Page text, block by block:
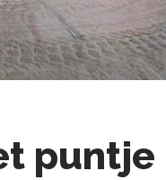
puntje